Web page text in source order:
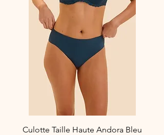
usage quotidien ou pour des
occasions spéciales. Élevez votre jeu
de lingerie avec la beauté intemporelle
du Simone Pérèle Shorty Swing.
Référence fabriquant : 15Y630_011
Composition : 63% Polyamide, 20%
Coton et 17% Elasthanne
Culotte Taille Haute Andora Bleu